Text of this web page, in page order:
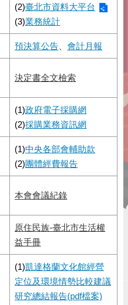
(2)臺北市資料大平台
(3)業務統計
預決算公告 會計月報
決定書全文檢索
(1)政府電子採購網
(2)採購業務資訊網
(1)中央各部會輔助款
(2)團體經費報告
本會會議紀錄
原住民族-臺北市生活權
益手冊
(1)凱達格蘭文化館經營
定位及環境情勢比較建議
研究總結報告(pdf檔案)